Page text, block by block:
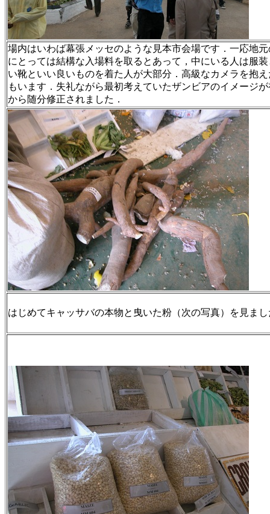
場内はいわば幕張メッセのような見本市会場です．一応地
にとっては結構な入場料を取るとあって，中にいる人は服
い靴といい良いものを着た人が大部分．高級なカメラを抱
もいます．失礼ながら最初考えていたザンビアのイメージ
から随分修正されました．
はじめてキャッサバの本物と曳いた粉（次の写真）を見ま